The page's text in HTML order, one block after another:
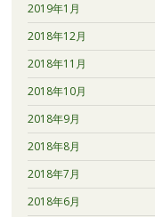
2019年1月
2018年12月
2018年11月
2018年10月
2018年9月
2018年8月
2018年7月
2018年6月